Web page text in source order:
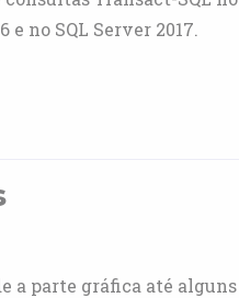
no SQL Server 2017.
a parte gráfica até alguns